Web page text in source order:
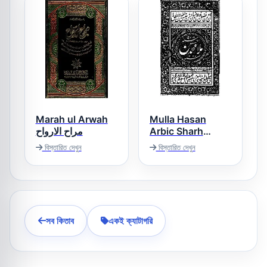
Marah ul Arwah
مراح الارواح
বিস্তারিত দেখুন
Mulla Hasan
Arbic Sharh
Sullam ul Uloom
ملا حسن عربی شرح
سلم العلوم
বিস্তারিত দেখুন
সব কিতাব একই ক্যাটাগরি